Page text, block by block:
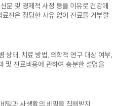
분 및 경제적 사정 등을 이유로 건강에
진은 정당한 사유 없이 진료를 거부할
상태, 치료 방법, 의학적 연구 대상 여부,
및 진료비용에 관하여 충분한 설명을
밀과 사생활의 비밀을 침해받지